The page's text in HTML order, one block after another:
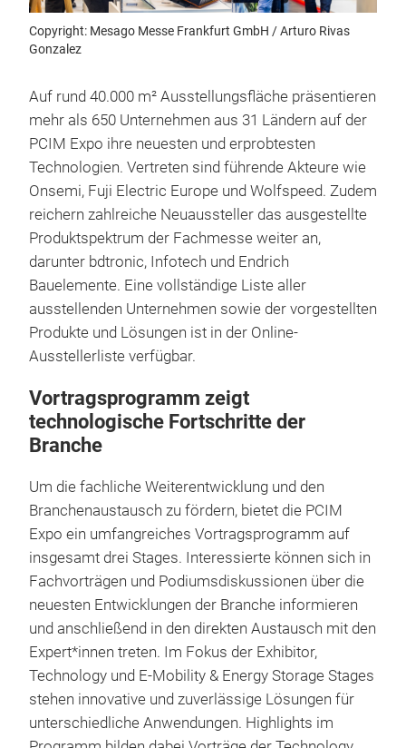
Copyright: Mesago Messe Frankfurt GmbH / Arturo Rivas
Gonzalez
Auf rund 40.000 m² Ausstellungsfläche präsentieren
mehr als 650 Unternehmen aus 31 Ländern auf der
PCIM Expo ihre neuesten und erprobtesten
Technologien. Vertreten sind führende Akteure wie
Onsemi, Fuji Electric Europe und Wolfspeed. Zudem
reichern zahlreiche Neuaussteller das ausgestellte
Produktspektrum der Fachmesse weiter an,
darunter bdtronic, Infotech und Endrich
Bauelemente. Eine vollständige Liste aller
ausstellenden Unternehmen sowie der vorgestellten
Produkte und Lösungen ist in der Online-
Ausstellerliste verfügbar.
Vortragsprogramm zeigt
technologische Fortschritte der
Branche
Um die fachliche Weiterentwicklung und den
Branchenaustausch zu fördern, bietet die PCIM
Expo ein umfangreiches Vortragsprogramm auf
insgesamt drei Stages. Interessierte können sich in
Fachvorträgen und Podiumsdiskussionen über die
neuesten Entwicklungen der Branche informieren
und anschließend in den direkten Austausch mit den
Expert*innen treten. Im Fokus der Exhibitor,
Technology und E-Mobility & Energy Storage Stages
stehen innovative und zuverlässige Lösungen für
unterschiedliche Anwendungen. Highlights im